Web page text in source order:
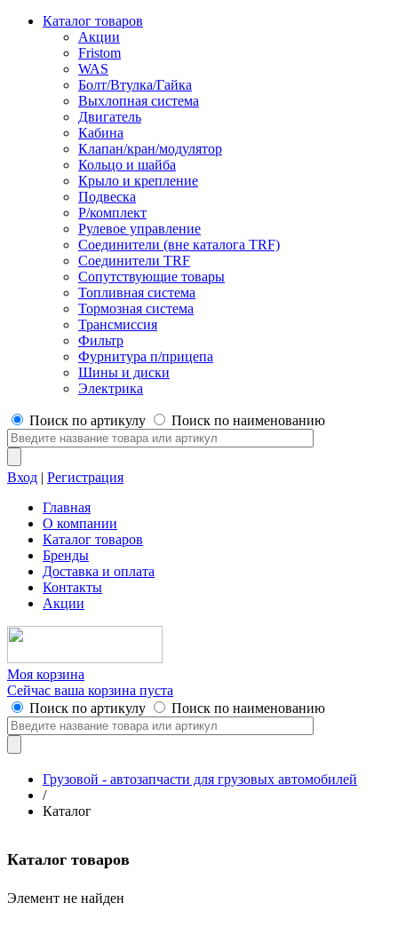
Каталог товаров
Акции
Fristom
WAS
Болт/Втулка/Гайка
Выхлопная система
Двигатель
Кабина
Клапан/кран/модулятор
Кольцо и шайба
Крыло и крепление
Подвеска
Р/комплект
Рулевое управление
Соединители (вне каталога TRF)
Соединители TRF
Сопутствующие товары
Топливная система
Тормозная система
Трансмиссия
Фильтр
Фурнитура п/прицепа
Шины и диски
Электрика
Поиск по артикулу Поиск по наименованию
Вход | Регистрация
Главная
О компании
Каталог товаров
Бренды
Доставка и оплата
Контакты
Акции
Моя корзина
Сейчас ваша корзина пуста
Поиск по артикулу
Поиск по наименованию
Грузовой - автозапчасти для грузовых автомобилей
/
Каталог
Каталог товаров
Элемент не найден